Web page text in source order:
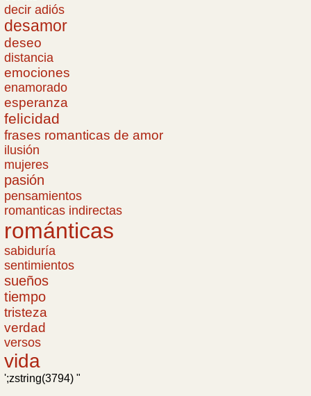
decir adiós
desamor
deseo
distancia
emociones
enamorado
esperanza
felicidad
frases romanticas de amor
ilusión
mujeres
pasión
pensamientos
romanticas indirectas
románticas
sabiduría
sentimientos
sueños
tiempo
tristeza
verdad
versos
vida
';zstring(3794) "